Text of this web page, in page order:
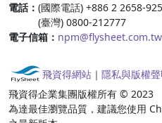
遺珍集錦（三）─鳥紋及鳥
玦學、絕學─從《玉器起源探
遠古的通神密碼─「介」字形
天工巧藝─新石器時代玉雕工
電話： (國際電話) +886 2 2658-
(臺灣) 0800-212777
電子信箱： npm@flysheet.com.tw
飛資得網站 ｜ 隱私與版權
飛資得企業集團版權所有 © 2023
為達最佳瀏覽品質，建議您使用